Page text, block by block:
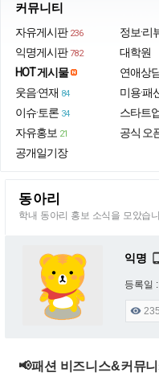
커뮤니티
자유게시판 236
익명게시판 782
HOT 게시물
웃음·연재 84
이슈·토론 34
자유홍보 21
공개일기장
정보·리
대학원
연애상
미용·패
스타트
공식 오
동아리
학내 동아리 홍보 소식을 모았습
익명 
등록일
 235
📢패션 비즈니스&커뮤